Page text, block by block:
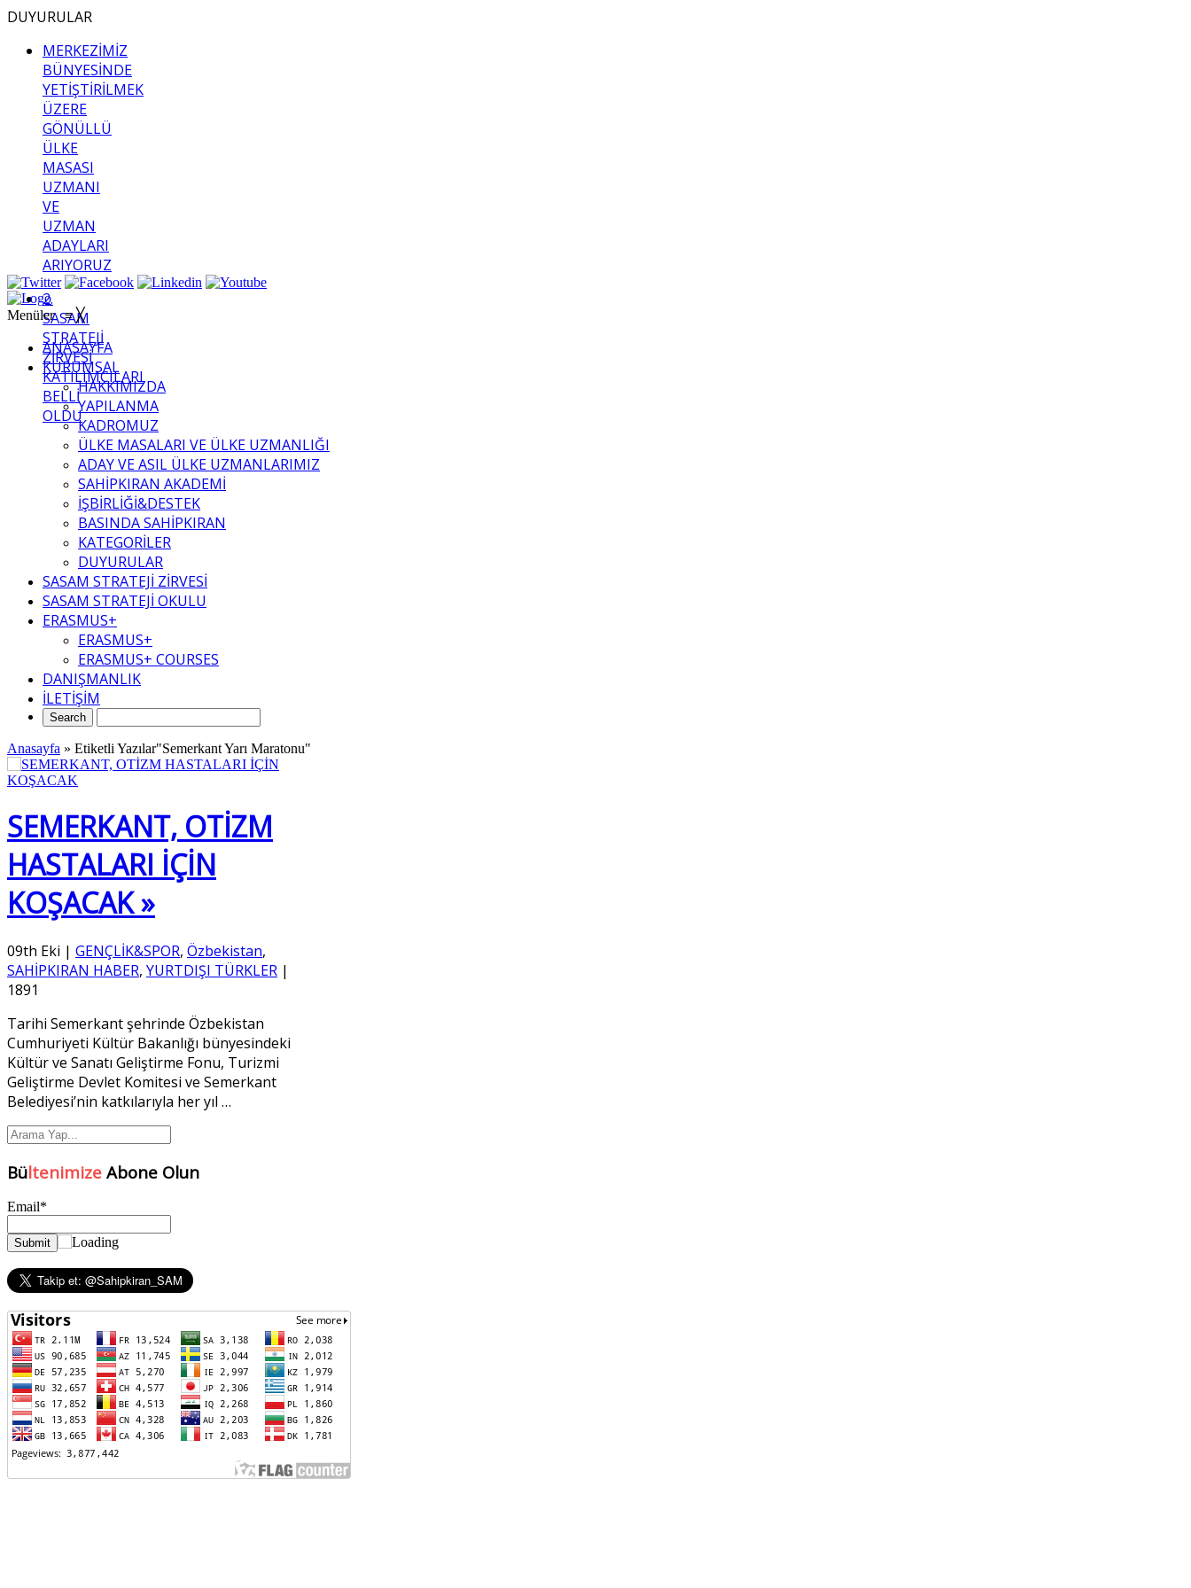
DUYURULAR
MERKEZİMİZ
BÜNYESİNDE
YETİŞTİRİLMEK
ÜZERE
GÖNÜLLÜ
ÜLKE
MASASI
UZMANI
VE
UZMAN
ADAYLARI
ARIYORUZ
2.
SASAM
STRATEJİ
ZİRVESİ
KATILIMCILARI
BELLİ
OLDU
Menüler≡ ╳
ANASAYFA
KURUMSAL
HAKKIMIZDA
YAPILANMA
KADROMUZ
ÜLKE MASALARI VE ÜLKE UZMANLIĞI
ADAY VE ASIL ÜLKE UZMANLARIMIZ
SAHİPKIRAN AKADEMİ
İŞBİRLİĞİ&DESTEK
BASINDA SAHİPKIRAN
KATEGORİLER
DUYURULAR
SASAM STRATEJİ ZİRVESİ
SASAM STRATEJİ OKULU
ERASMUS+
ERASMUS+
ERASMUS+ COURSES
DANIŞMANLIK
İLETİŞİM
Anasayfa » Etiketli Yazılar"Semerkant Yarı Maratonu"
SEMERKANT, OTİZM
HASTALARI İÇİN
KOŞACAK »
09th Eki | GENÇLİK&SPOR, Özbekistan,
SAHİPKIRAN HABER, YURTDIŞI TÜRKLER |
1891
Tarihi Semerkant şehrinde Özbekistan
Cumhuriyeti Kültür Bakanlığı bünyesindeki
Kültür ve Sanatı Geliştirme Fonu, Turizmi
Geliştirme Devlet Komitesi ve Semerkant
Belediyesi’nin katkılarıyla her yıl …
Bültenimize Abone Olun
Email*